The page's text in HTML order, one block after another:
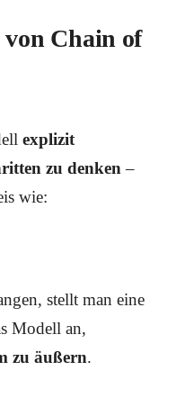
Chain of
explizit
zu denken –
wie:
stellt man eine
Modell an,
zu äußern.